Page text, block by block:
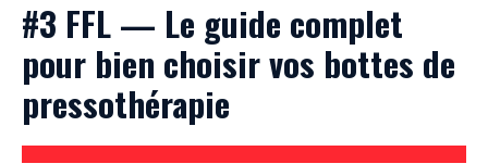
#3 FFL — Le guide complet
pour bien choisir vos bottes de
pressothérapie